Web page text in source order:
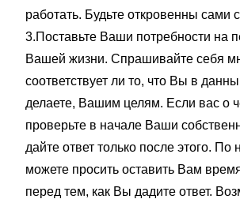
работать. Будьте откровенны сами
3.Поставьте Ваши потребности на
Вашей жизни. Спрашивайте себя
соответствует ли то, что Вы в
делаете, Вашим целям. Если вас о
проверьте в начале Ваши
дайте ответ только после этого. По
можете просить оставить Вам
перед тем, как Вы дадите ответ.